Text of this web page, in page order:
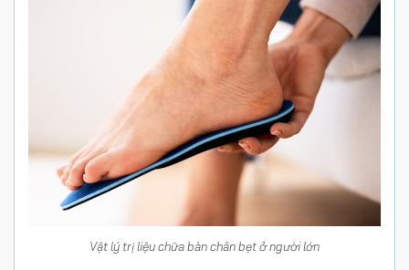
Vật lý trị liệu chữa bàn chân bẹt ở người lớn